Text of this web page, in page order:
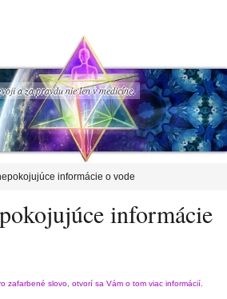
a za pravdu nie len v medicíne.
informácie o vode
informácie
zafarbené slovo, otvorí sa Vám o tom viac informácií.